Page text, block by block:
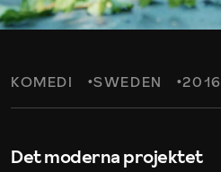
KOMEDI SWEDEN 2016
Det moderna projektet